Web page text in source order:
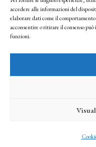
accedere alle informazioni del
elaborare dati come il
acconsentire o ritirare il consenso
funzioni.
Facendo clic per iscriverti,
seguendo la nostra Privacy Policy
© 2025 Istituto Matteucci. All right
l’autorizzazione scritta dei